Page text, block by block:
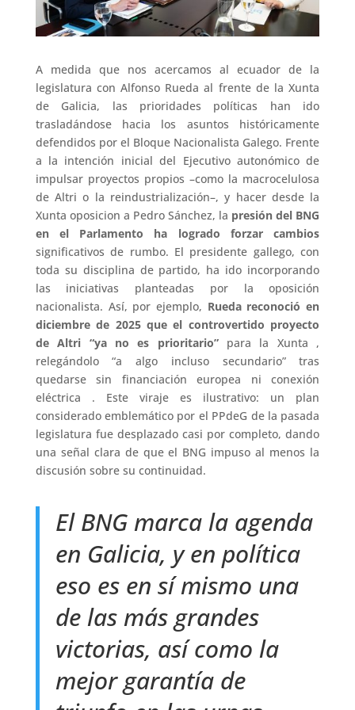
A medida que nos acercamos al ecuador de la
legislatura con Alfonso Rueda al frente de la Xunta
de Galicia, las prioridades políticas han ido
trasladándose hacia los asuntos históricamente
defendidos por el Bloque Nacionalista Galego. Frente
a la intención inicial del Ejecutivo autonómico de
impulsar proyectos propios –como la macrocelulosa
de Altri o la reindustrialización–, y hacer desde la
Xunta oposicion a Pedro Sánchez, la presión del BNG
en el Parlamento ha logrado forzar cambios
significativos de rumbo. El presidente gallego, con
toda su disciplina de partido, ha ido incorporando
las iniciativas planteadas por la oposición
nacionalista. Así, por ejemplo, Rueda reconoció en
diciembre de 2025 que el controvertido proyecto
de Altri “ya no es prioritario”para la Xunta ,
relegándolo “a algo incluso secundario” tras
quedarse sin financiación europea ni conexión
eléctrica . Este viraje es ilustrativo: un plan
considerado emblemático por el PPdeG de la pasada
legislatura fue desplazado casi por completo, dando
una señal clara de que el BNG impuso al menos la
discusión sobre su continuidad.
El BNG marca la agenda
en Galicia, y en política
eso es en sí mismo una
de las más grandes
victorias, así como la
mejor garantía de